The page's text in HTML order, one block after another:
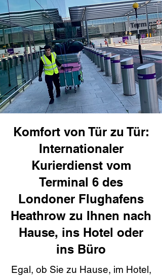
Komfort von Tür zu Tür:
Internationaler
Kurierdienst vom
Terminal 6 des
Londoner Flughafens
Heathrow zu Ihnen nach
Hause, ins Hotel oder
ins Büro
Egal, ob Sie zu Hause, im Hotel,